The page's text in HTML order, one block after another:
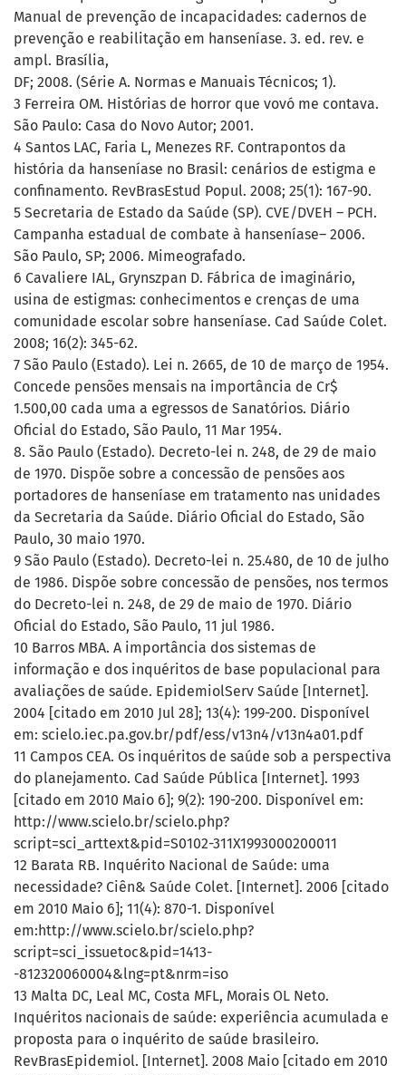
Manual de prevenção de incapacidades: cadernos de
prevenção e reabilitação em hanseníase. 3. ed. rev. e
ampl. Brasília,
DF; 2008. (Série A. Normas e Manuais Técnicos; 1).
3 Ferreira OM. Histórias de horror que vovó me contava.
São Paulo: Casa do Novo Autor; 2001.
4 Santos LAC, Faria L, Menezes RF. Contrapontos da
história da hanseníase no Brasil: cenários de estigma e
confinamento. RevBrasEstud Popul. 2008; 25(1): 167-90.
5 Secretaria de Estado da Saúde (SP). CVE/DVEH – PCH.
Campanha estadual de combate à hanseníase– 2006.
São Paulo, SP; 2006. Mimeografado.
6 Cavaliere IAL, Grynszpan D. Fábrica de imaginário,
usina de estigmas: conhecimentos e crenças de uma
comunidade escolar sobre hanseníase. Cad Saúde Colet.
2008; 16(2): 345-62.
7 São Paulo (Estado). Lei n. 2665, de 10 de março de 1954.
Concede pensões mensais na importância de Cr$
1.500,00 cada uma a egressos de Sanatórios. Diário
Oficial do Estado, São Paulo, 11 Mar 1954.
8. São Paulo (Estado). Decreto-lei n. 248, de 29 de maio
de 1970. Dispõe sobre a concessão de pensões aos
portadores de hanseníase em tratamento nas unidades
da Secretaria da Saúde. Diário Oficial do Estado, São
Paulo, 30 maio 1970.
9 São Paulo (Estado). Decreto-lei n. 25.480, de 10 de julho
de 1986. Dispõe sobre concessão de pensões, nos termos
do Decreto-lei n. 248, de 29 de maio de 1970. Diário
Oficial do Estado, São Paulo, 11 jul 1986.
10 Barros MBA. A importância dos sistemas de
informação e dos inquéritos de base populacional para
avaliações de saúde. EpidemiolServ Saúde [Internet].
2004 [citado em 2010 Jul 28]; 13(4): 199-200. Disponível
em: scielo.iec.pa.gov.br/pdf/ess/v13n4/v13n4a01.pdf
11 Campos CEA. Os inquéritos de saúde sob a perspectiva
do planejamento. Cad Saúde Pública [Internet]. 1993
[citado em 2010 Maio 6]; 9(2): 190-200. Disponível em:
http://www.scielo.br/scielo.php?
script=sci_arttext&pid=S0102-311X1993000200011
12 Barata RB. Inquérito Nacional de Saúde: uma
necessidade? Ciên& Saúde Colet. [Internet]. 2006 [citado
em 2010 Maio 6]; 11(4): 870-1. Disponível
em:http://www.scielo.br/scielo.php?
script=sci_issuetoc&pid=1413-
-812320060004&lng=pt&nrm=iso
13 Malta DC, Leal MC, Costa MFL, Morais OL Neto.
Inquéritos nacionais de saúde: experiência acumulada e
proposta para o inquérito de saúde brasileiro.
RevBrasEpidemiol. [Internet]. 2008 Maio [citado em 2010